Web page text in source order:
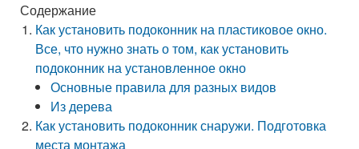
Содержание
Как установить подоконник на пластиковое окно.
Все, что нужно знать о том, как установить
подоконник на установленное окно
Основные правила для разных видов
Из дерева
Как установить подоконник снаружи. Подготовка
места монтажа